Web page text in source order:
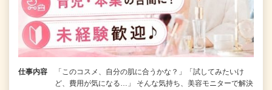
仕事内容
「このコスメ、自分の肌に合うかな？」「試してみたいけ
ど、費用が気になる…」 そんな気持ち、美容モニターで解決